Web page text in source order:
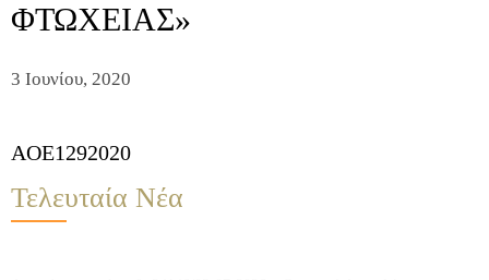
ΦΤΩΧΕΙΑΣ»
3 Ιουνίου, 2020
AOE1292020
Τελευταία Νέα